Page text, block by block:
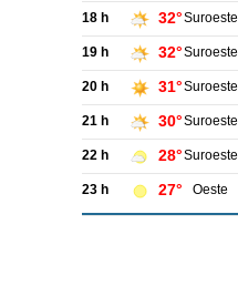
18 h 32°Suroeste
19 h 32°Suroeste
20 h 31°Suroeste
21 h 30°Suroeste
22 h 28°Suroeste
23 h 27° Oeste